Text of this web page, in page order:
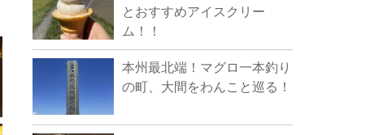
とおすすめアイスクリー
ム！！
本州最北端！マグロ一本釣り
の町、大間をわんこと巡る！